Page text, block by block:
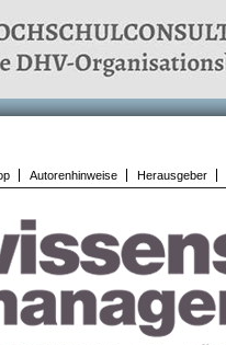
Autorenhinweise Herausgeber